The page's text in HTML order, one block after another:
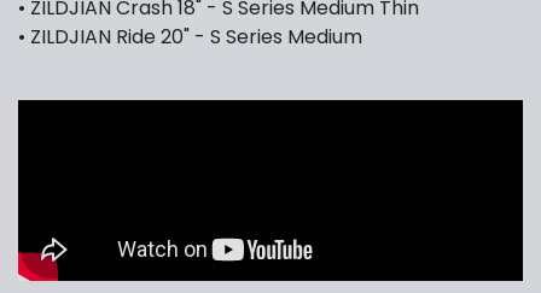
• ZILDJIAN Crash 18" - S Series Medium Thin
• ZILDJIAN Ride 20" - S Series Medium